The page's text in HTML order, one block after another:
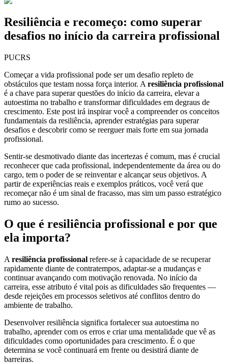
Resiliência e recomeço: como superar
desafios no início da carreira profissional
PUCRS
Começar a vida profissional pode ser um desafio repleto de
obstáculos que testam nossa força interior. A resiliência profissional
é a chave para superar questões do início da carreira, elevar a
autoestima no trabalho e transformar dificuldades em degraus de
crescimento. Este post irá inspirar você a compreender os conceitos
fundamentais da resiliência, aprender estratégias para superar
desafios e descobrir como se reerguer mais forte em sua jornada
profissional.
Sentir-se desmotivado diante das incertezas é comum, mas é crucial
reconhecer que cada profissional, independentemente da área ou do
cargo, tem o poder de se reinventar e alcançar seus objetivos. A
partir de experiências reais e exemplos práticos, você verá que
recomeçar não é um sinal de fracasso, mas sim um passo estratégico
rumo ao sucesso.
O que é resiliência profissional e por que
ela importa?
A resiliência profissional refere-se à capacidade de se recuperar
rapidamente diante de contratempos, adaptar-se a mudanças e
continuar avançando com motivação renovada. No início da
carreira, esse atributo é vital pois as dificuldades são frequentes —
desde rejeições em processos seletivos até conflitos dentro do
ambiente de trabalho.
Desenvolver resiliência significa fortalecer sua autoestima no
trabalho, aprender com os erros e criar uma mentalidade que vê as
dificuldades como oportunidades para crescimento. É o que
determina se você continuará em frente ou desistirá diante de
barreiras.